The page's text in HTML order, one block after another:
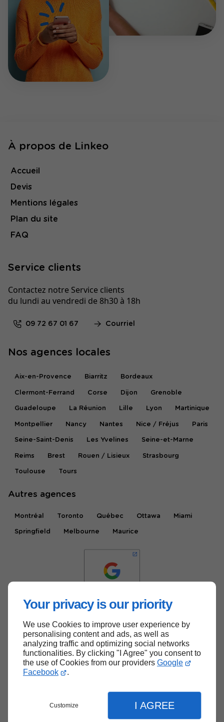
Your privacy is our priority
We use Cookies to improve user experience by
personalising content and ads, as well as
analyzing traffic and optimizing social networks
functionalities. By clicking "I Agree" you consent to
the use of Cookies from our providers Google
Facebook
.
Customize I AGREE
À propos de Linkeo
Accueil
Devis
Mentions légales
Plan du site
FAQ
Service clients
Contactez notre Service clients
du lundi au vendredi de 8h30 à 18h
09 72 67 01 67 Courriel
Nos agences locales
Aix-en-Provence Biarritz Bordeaux
Clermont-Ferrand Corse Dijon Grenoble
Guadeloupe La Réunion Lille Lyon Martinique
Montpellier Nancy Nantes Nice / Fréjus Paris
Seine-Saint-Denis Les Yvelines Seine-et-Marne
Reims Brest Rouen / Lisieux Strasbourg
Toulouse Tours
Autres agences
Montréal Toronto Québec Ottawa Miami
Springfield Melbourne Maurice
Haut de page